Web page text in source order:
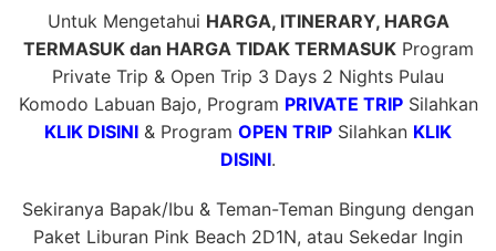
Untuk Mengetahui HARGA, ITINERARY, HARGA
TERMASUK dan HARGA TIDAK TERMASUKProgram
Private Trip & Open Trip 3 Days 2 Nights Pulau
Komodo Labuan Bajo, Program PRIVATE TRIPSilahkan
KLIK DISINI & Program OPEN TRIP Silahkan KLIK
DISINI.
Sekiranya Bapak/Ibu & Teman-Teman Bingung dengan
Paket Liburan Pink Beach 2D1N, atau Sekedar Ingin